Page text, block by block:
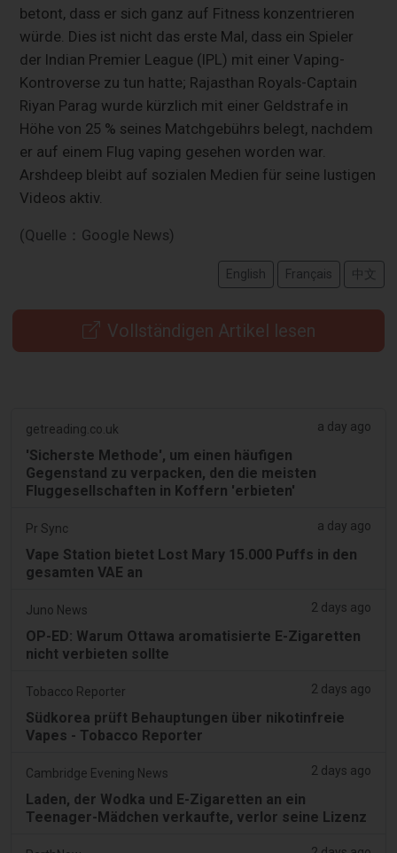
betont, dass er sich ganz auf Fitness konzentrieren
würde. Dies ist nicht das erste Mal, dass ein Spieler
der Indian Premier League (IPL) mit einer Vaping-
Kontroverse zu tun hatte; Rajasthan Royals-Captain
Riyan Parag wurde kürzlich mit einer Geldstrafe in
Höhe von 25 % seines Matchgebührs belegt, nachdem
er auf einem Flug vaping gesehen worden war.
Arshdeep bleibt auf sozialen Medien für seine lustigen
Videos aktiv.
(Quelle：Google News)
English Français 中文
Vollständigen Artikel lesen
getreading.co.uk a day ago
'Sicherste Methode', um einen häufigen
Gegenstand zu verpacken, den die meisten
Fluggesellschaften in Koffern 'erbieten'
Pr Sync a day ago
Vape Station bietet Lost Mary 15.000 Puffs in den
gesamten VAE an
Juno News 2 days ago
OP-ED: Warum Ottawa aromatisierte E-Zigaretten
nicht verbieten sollte
Tobacco Reporter 2 days ago
Südkorea prüft Behauptungen über nikotinfreie
Vapes - Tobacco Reporter
Cambridge Evening News 2 days ago
Laden, der Wodka und E-Zigaretten an ein
Teenager-Mädchen verkaufte, verlor seine Lizenz